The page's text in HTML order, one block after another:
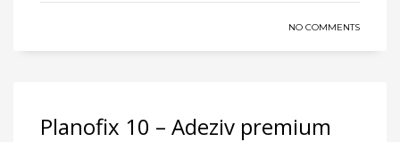
NO COMMENTS
Planofix 10 – Adeziv premium